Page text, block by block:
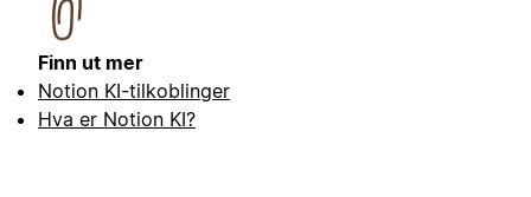
Finn ut mer
Notion KI-tilkoblinger
Hva er Notion KI?